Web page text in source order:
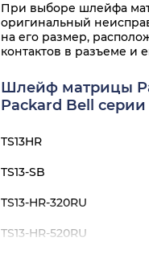
При выборе шлейфа
оригинальный
на его размер,
контактов в разъеме и
Шлейф матрицы
Packard Bell серии
TS13HR
TS13-SB
TS13-HR-320RU
TS13-HR-520RU